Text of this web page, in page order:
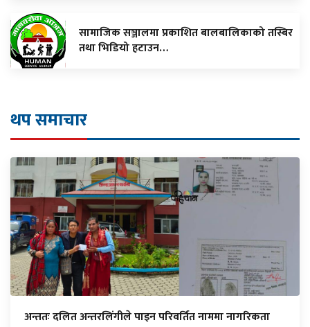
सामाजिक सञ्जालमा प्रकाशित बालबालिकाको तस्बिर
तथा भिडियो हटाउन…
थप समाचार
अन्ततः दलित अन्तरलिंगीले पाइन परिवर्तित नाममा नागरिकता